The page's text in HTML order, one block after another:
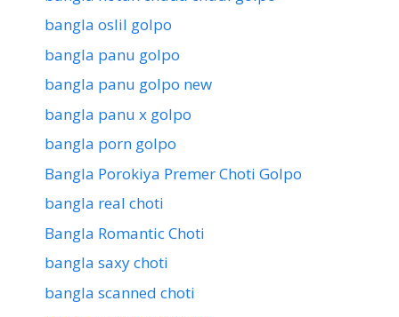
bangla oslil golpo
bangla panu golpo
bangla panu golpo new
bangla panu x golpo
bangla porn golpo
Bangla Porokiya Premer Choti Golpo
bangla real choti
Bangla Romantic Choti
bangla saxy choti
bangla scanned choti